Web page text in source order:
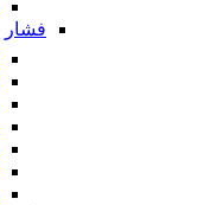
فشار